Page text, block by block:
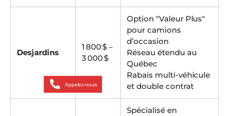
Desjardins
1 800 $ –
3 000 $
Option "Valeur Plus"
pour camions
d’occasion
Réseau étendu au
Québec
Rabais multi-véhicule
et double contrat
Spécialisé en
Appelez-nous